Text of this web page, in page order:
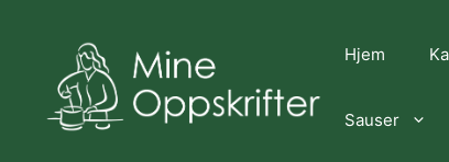
Hjem
Sauser